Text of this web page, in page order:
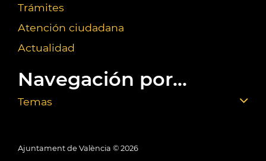
Trámites
Atención ciudadana
Actualidad
Navegación por...
Temas
Ajuntament de València © 2026